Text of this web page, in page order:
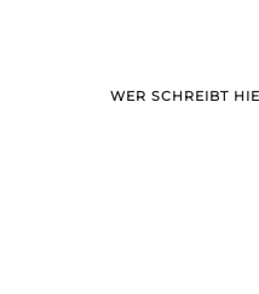
WER SCHREIBT